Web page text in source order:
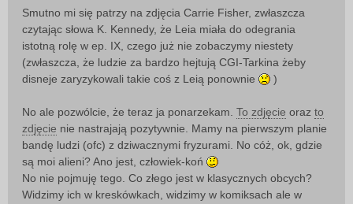
Smutno mi się patrzy na zdjęcia Carrie Fisher, zwłaszcza
czytając słowa K. Kennedy, że Leia miała do odegrania
istotną rolę w ep. IX, czego już nie zobaczymy niestety
(zwłaszcza, że ludzie za bardzo hejtują CGI-Tarkina żeby
disneje zaryzykowali takie coś z Leią ponownie
)
No ale pozwólcie, że teraz ja ponarzekam. To zdjęcie oraz to
zdjęcie nie nastrajają pozytywnie. Mamy na pierwszym planie
bandę ludzi (ofc) z dziwacznymi fryzurami. No cóż, ok, gdzie
są moi alieni? Ano jest, człowiek-koń
No nie pojmuję tego. Co złego jest w klasycznych obcych?
Widzimy ich w kreskówkach, widzimy w komiksach ale w